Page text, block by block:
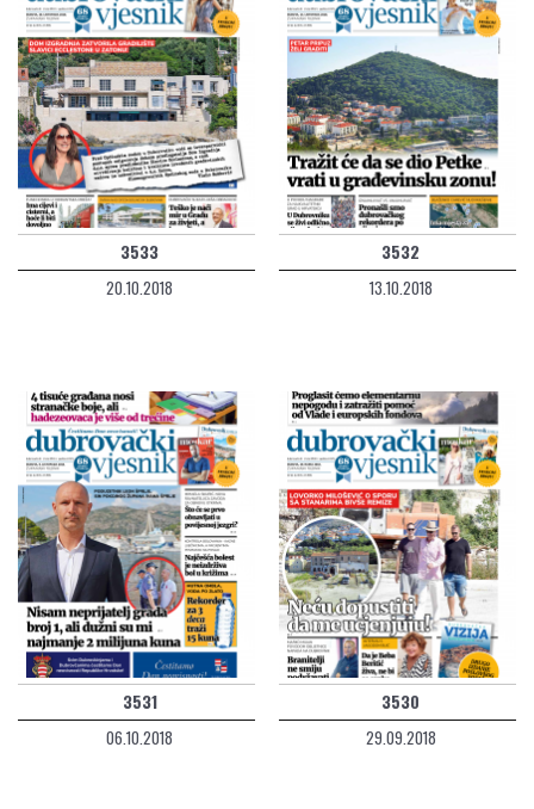
3533
20.10.2018
3532
13.10.2018
3531
06.10.2018
3530
29.09.2018